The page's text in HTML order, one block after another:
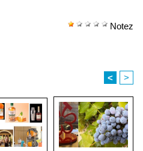
Notez
< >